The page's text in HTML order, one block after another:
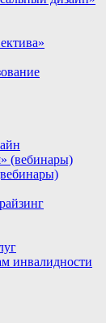
(вебинары)
инвалидности